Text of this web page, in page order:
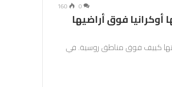
0
160
أطلقتها أوكرانيا فوق أراضيها
دمرت 33 طائرة مسيرة أطلقتها كييف فوق مناطق روسية. في